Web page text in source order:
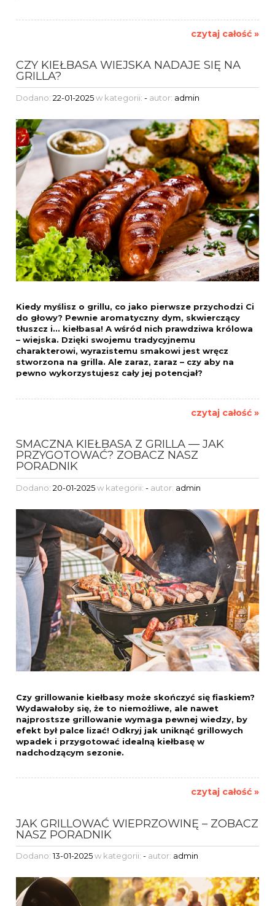
czytaj całość »
CZY KIEŁBASA WIEJSKA NADAJE SIĘ NA
GRILLA?
Dodano: 22-01-2025w kategorii: - autor: admin
Kiedy myślisz o grillu, co jako pierwsze przychodzi Ci
do głowy? Pewnie aromatyczny dym, skwierczący
tłuszcz i... kiełbasa! A wśród nich prawdziwa królowa
– wiejska. Dzięki swojemu tradycyjnemu
charakterowi, wyrazistemu smakowi jest wręcz
stworzona na grilla. Ale zaraz, zaraz – czy aby na
pewno wykorzystujesz cały jej potencjał?
czytaj całość »
SMACZNA KIEŁBASA Z GRILLA — JAK
PRZYGOTOWAĆ? ZOBACZ NASZ
PORADNIK
Dodano: 20-01-2025w kategorii: - autor: admin
Czy grillowanie kiełbasy może skończyć się fiaskiem?
Wydawałoby się, że to niemożliwe, ale nawet
najprostsze grillowanie wymaga pewnej wiedzy, by
efekt był palce lizać! Odkryj jak uniknąć grillowych
wpadek i przygotować idealną kiełbasę w
nadchodzącym sezonie.
czytaj całość »
JAK GRILLOWAĆ WIEPRZOWINĘ – ZOBACZ
NASZ PORADNIK
Dodano:13-01-2025w kategorii: - autor: admin